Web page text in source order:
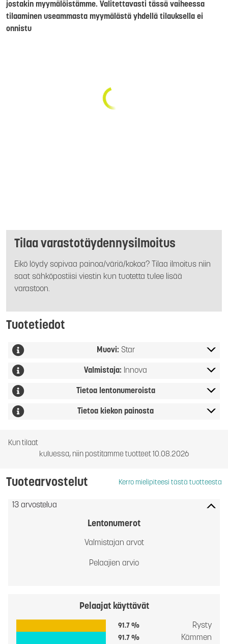
jostakin myymälöistämme. Valitettavasti tässä vaiheessa
tilaaminen useammasta myymälästä yhdellä tilauksella ei
onnistu
Tilaa varastotäydennysilmoitus
Eikö löydy sopivaa painoa/väriä/kokoa? Tilaa ilmoitus niin
saat sähköpostiisi viestin kun tuotetta tulee lisää
varastoon.
Tuotetiedot
Muovi: Star
Valmistaja: Innova
Tietoa lentonumeroista
Tietoa kiekon painosta
Kun tilaat
kuluessa, niin postitamme tuotteet 10.08.2026
Tuotearvostelut Kerro mielipiteesi tästä tuotteesta
13 arvostelua
Lentonumerot
Valmistajan arvot
Pelaajien arvio
Pelaajat käyttävät
91.7 % Rysty
91.7 % Kämmen